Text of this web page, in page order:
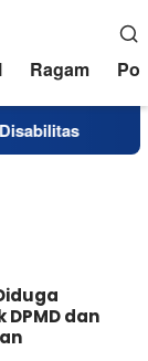
Ragam
DPMD dan